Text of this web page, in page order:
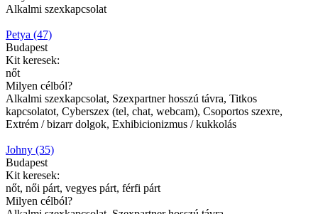
Alkalmi szexkapcsolat
Petya (47)
Budapest
Kit keresek:
nőt
Milyen célból?
Alkalmi szexkapcsolat, Szexpartner hosszú távra, Titkos
kapcsolatot, Cyberszex (tel, chat, webcam), Csoportos szexre,
Extrém / bizarr dolgok, Exhibicionizmus / kukkolás
Johny (35)
Budapest
Kit keresek:
nőt, női párt, vegyes párt, férfi párt
Milyen célból?